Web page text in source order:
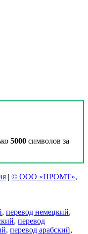
5000 символов за
| © ООО «ПРОМТ»,
, перевод немецкий,
, перевод
, перевод арабский,